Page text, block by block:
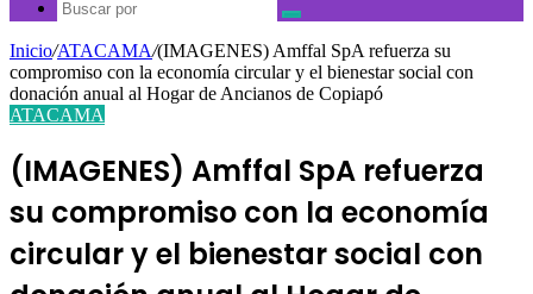
Buscar
por
Inicio/ATACAMA/(IMAGENES) Amffal SpA refuerza su
compromiso con la economía circular y el bienestar social con
donación anual al Hogar de Ancianos de Copiapó
ATACAMA
(IMAGENES) Amffal SpA refuerza
su compromiso con la economía
circular y el bienestar social con